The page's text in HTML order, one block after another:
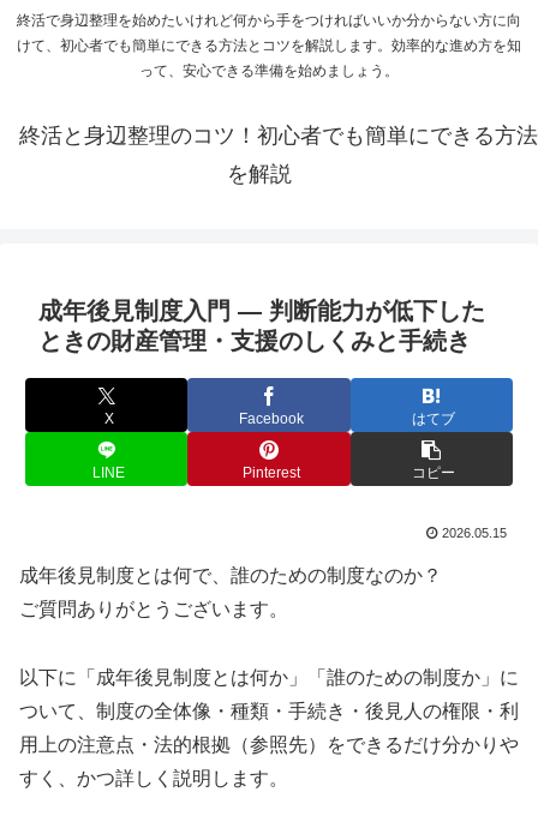
終活で身辺整理を始めたいけれど何から手をつければいいか分からない方に向
けて、初心者でも簡単にできる方法とコツを解説します。効率的な進め方を知
って、安心できる準備を始めましょう。
終活と身辺整理のコツ！初心者でも簡単にできる方法
を解説
成年後見制度入門 ― 判断能力が低下した
ときの財産管理・支援のしくみと手続き
X Facebook はてブ
LINE Pinterest コピー
2026.05.15
成年後見制度とは何で、誰のための制度なのか？
ご質問ありがとうございます。
以下に「成年後見制度とは何か」「誰のための制度か」に
ついて、制度の全体像・種類・手続き・後見人の権限・利
用上の注意点・法的根拠（参照先）をできるだけ分かりや
すく、かつ詳しく説明します。